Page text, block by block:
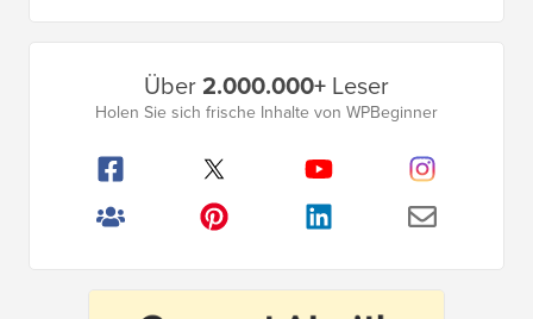
Seitenleistenmenü
Über2.000.000+ Leser
Holen Sie sich frische Inhalte von WPBeginner